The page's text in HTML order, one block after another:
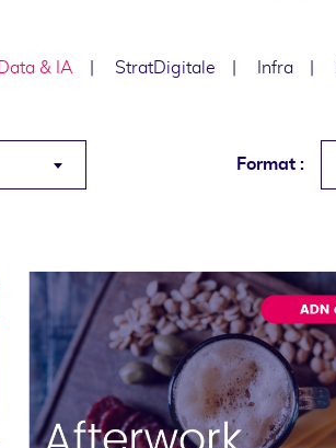
Data & IA StratDigitale Infra
Format :